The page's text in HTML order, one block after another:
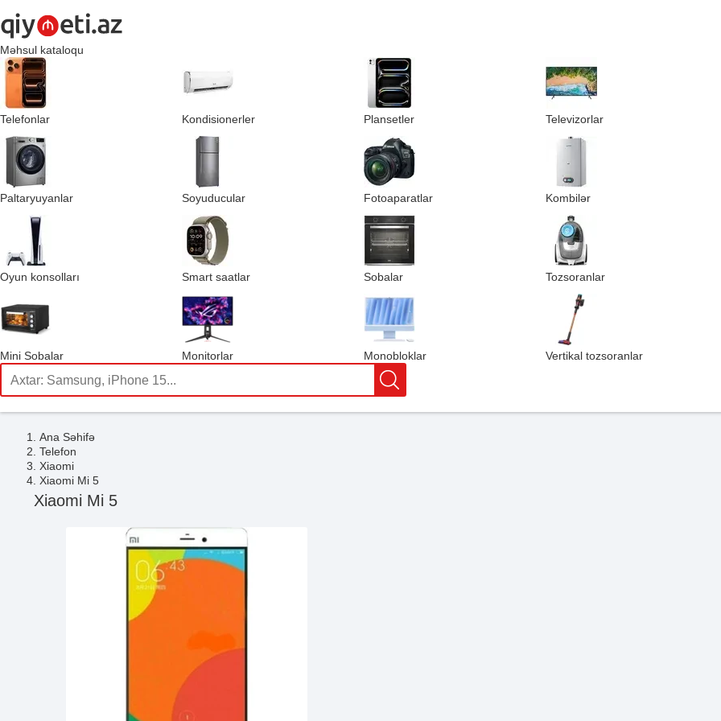
Məhsul kataloqu
Telefonlar Kondisionerler Plansetler Televizorlar
Paltaryuyanlar Soyuducular Fotoaparatlar Kombilər
Oyun konsolları Smart saatlar Sobalar Tozsoranlar
Mini Sobalar Monitorlar Monobloklar Vertikal tozsoranlar
Ana Səhifə
Telefon
Xiaomi
Xiaomi Mi 5
Xiaomi Mi 5